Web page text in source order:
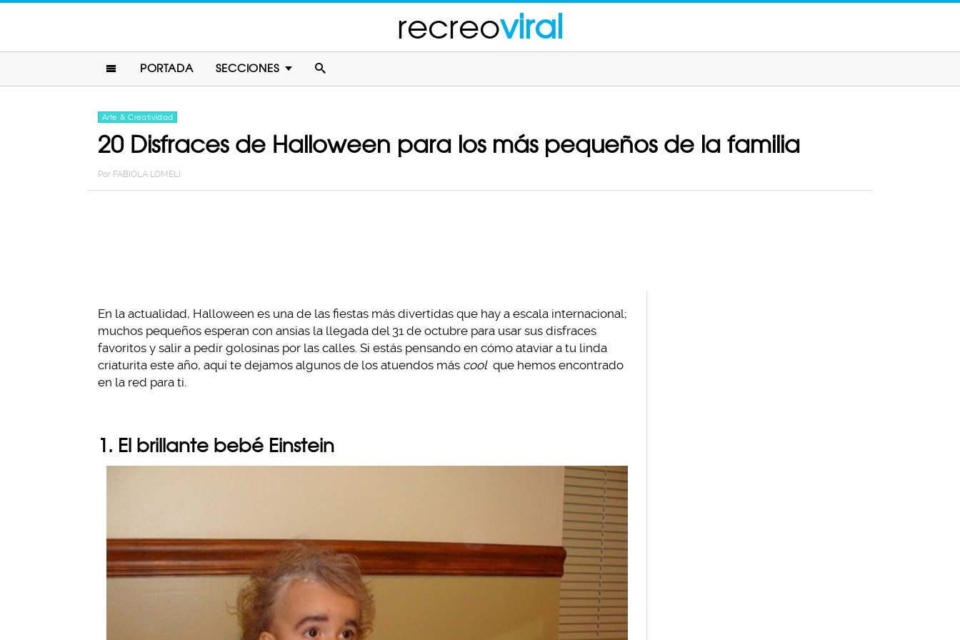
recreoviral
PORTADA SECCIONES
Arte & Creatividad
20 Disfraces de Halloween para los más pequeños de la familia
Por FABIOLA LOMELI
En la actualidad, Halloween es una de las fiestas más divertidas que hay a escala internacional;
muchos pequeños esperan con ansias la llegada del 31 de octubre para usar sus disfraces
favoritos y salir a pedir golosinas por las calles. Si estás pensando en cómo ataviar a tu linda
criaturita este año, aquí te dejamos algunos de los atuendos más cool que hemos encontrado
en la red para ti.
1. El brillante bebé Einstein